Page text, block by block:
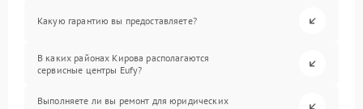
Какую гарантию вы предоставляете?
В каких районах Кирова располагаются
сервисные центры Eufy?
Выполняете ли вы ремонт для юридических